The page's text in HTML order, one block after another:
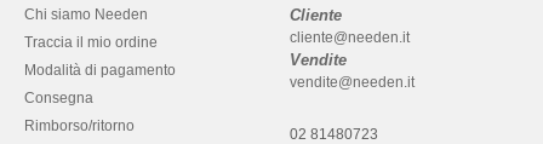
Chi siamo Needen
Traccia il mio ordine
Modalità di pagamento
Consegna
Rimborso/ritorno
Cliente
cliente@needen.it
Vendite
vendite@needen.it
02 81480723